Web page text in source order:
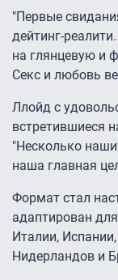
"Первые
дейтинг-
на глянцевую и
Секс и любовь
Ллойд с
встретившиеся
"Несколько
наша главная
Формат стал
адаптирован
Италии,
Нидерландов и